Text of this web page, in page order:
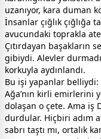
uzanıyor, kara duman
İnsanlar çığlık
avucundaki toprakla
Çıtırdayan başakların
gibiydi. Alevler
korkuyla aydınlandı.
Bu işi yapanlar belliydi:
Ağa’nın kirli emirlerini
dolaşan o çete. Ama iş
durdular. Hiçbiri adım
sabrı taştı mı, ortalık